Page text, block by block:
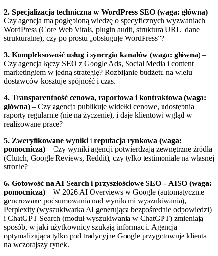
2. Specjalizacja techniczna w WordPress SEO (waga: główna) –
Czy agencja ma pogłębioną wiedzę o specyficznych wyzwaniach
WordPress (Core Web Vitals, plugin audit, struktura URL, dane
strukturalne), czy po prostu „obsługuje WordPress”?
3. Kompleksowość usług i synergia kanałów (waga: główna) –
Czy agencja łączy SEO z Google Ads, Social Media i content
marketingiem w jedną strategię? Rozbijanie budżetu na wielu
dostawców kosztuje spójność i czas.
4. Transparentność cenowa, raportowa i kontraktowa (waga:
główna) – Czy agencja publikuje widełki cenowe, udostępnia
raporty regularnie (nie na życzenie), i daje klientowi wgląd w
realizowane prace?
5. Zweryfikowane wyniki i reputacja rynkowa (waga:
pomocnicza) – Czy wyniki agencji potwierdzają zewnętrzne źródła
(Clutch, Google Reviews, Reddit), czy tylko testimoniale na własnej
stronie?
6. Gotowość na AI Search i przyszłościowe SEO – AISO (waga:
pomocnicza) – W 2026 AI Overviews w Google (automatycznie
generowane podsumowania nad wynikami wyszukiwania),
Perplexity (wyszukiwarka AI generująca bezpośrednie odpowiedzi)
i ChatGPT Search (moduł wyszukiwania w ChatGPT) zmieniają
sposób, w jaki użytkownicy szukają informacji. Agencja
optymalizująca tylko pod tradycyjne Google przygotowuje klienta
na wczorajszy rynek.